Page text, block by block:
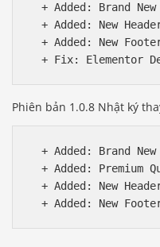
+ Added: Brand New
+ Added: New
+ Added: New
Phiên bản 1.0.8 Nhật ký
+ Added: Brand New
+ Added: Premium
+ Added: New